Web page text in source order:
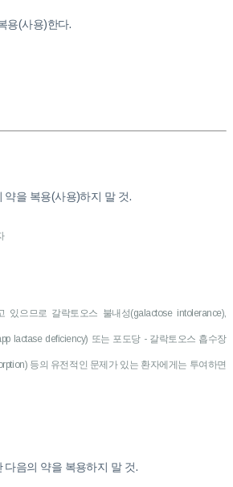
용(사용)한다.
약을 복용(사용)하지 말 것.
있으므로 갈락토오스 불내성(galactose intolerance),
lactase deficiency) 또는 포도당 - 갈락토오스 흡수장
등의 유전적인 문제가 있는 환자에게는 투여하면
다음의 약을 복용하지 말 것.